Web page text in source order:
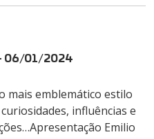
06/01/2024
mais emblemático estilo
influências e
Emilio